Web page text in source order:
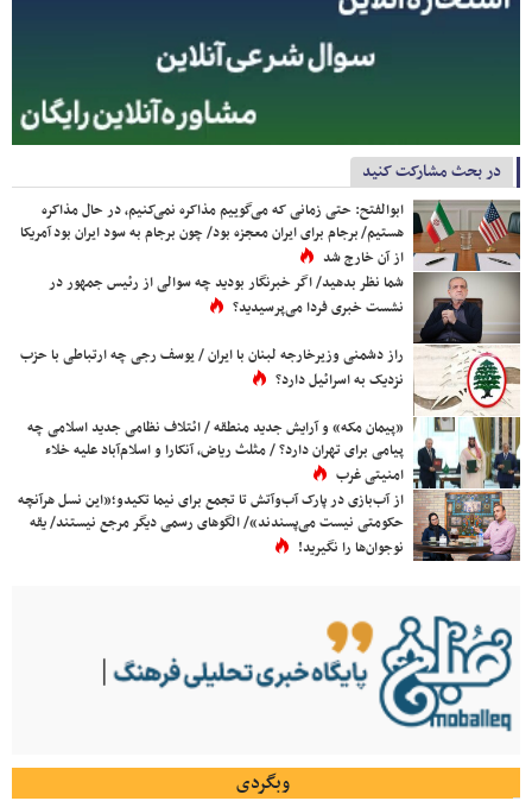
در بحث مشارکت کنید
ابوالفتح: حتی زمانی که می‌گوییم مذاکره نمی‌کنیم، در حال مذاکره
هستیم/ برجام برای ایران معجزه بود/ چون برجام به سود ایران بود آمریکا
از آن خارج شد
شما نظر بدهید/ اگر خبرنگار بودید چه سوالی از رئیس جمهور در
نشست خبری فردا می‌پرسیدید؟
راز دشمنی وزیرخارجه لبنان با ایران / یوسف رجی چه ارتباطی با حزب
نزدیک به اسرائیل دارد؟
«پیمان مکه» و آرایش جدید منطقه / ائتلاف نظامی جدید اسلامی چه
پیامی برای تهران دارد؟ / مثلث ریاض، آنکارا و اسلام‌آباد علیه خلاء
امنیتی غرب
از آب‌بازی در پارک آب‌وآتش تا تجمع برای نیما تکیدو؛«این نسل هرآنچه
حکومتی نیست می‌پسندند»/ الگوهای رسمی دیگر مرجع نیستند/ یقه
نوجوان‌ها را نگیرید!
وبگردی